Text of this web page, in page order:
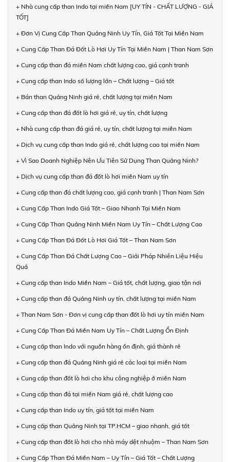
+ Nhà cung cấp than Indo tại miền Nam [UY TÍN - CHẤT LƯỢNG - GIÁ
TỐT]
+ Đơn Vị Cung Cấp Than Quảng Ninh Uy Tín, Giá Tốt Tại Miền Nam
+ Cung Cấp Than Đá Đốt Lò Hơi Uy Tín Tại Miền Nam | Than Nam Sơn
+ Cung cấp than đá miền Nam chất lượng cao, giá cạnh tranh
+ Cung cấp than Indo số lượng lớn – Chất lượng – Giá tốt
+ Bán than Quảng Ninh giá rẻ, chất lượng tại miền Nam
+ Cung cấp than đá đốt lò hơi giá rẻ, uy tín, chất lượng
+ Nhà cung cấp than đá giá rẻ, uy tín, chất lượng tại miền Nam
+ Dịch vụ cung cấp than Indo giá rẻ, chất lượng cao tại miền Nam
+ Vì Sao Doanh Nghiệp Nên Ưu Tiên Sử Dụng Than Quảng Ninh?
+ Dịch vụ cung cấp than đá đốt lò hơi miền Nam uy tín
+ Cung cấp than đá chất lượng cao, giá cạnh tranh | Than Nam Sơn
+ Cung Cấp Than Indo Giá Tốt – Giao Nhanh Tại Miền Nam
+ Cung Cấp Than Quảng Ninh Miền Nam Uy Tín – Chất Lượng Cao
+ Cung Cấp Than Đá Đốt Lò Hơi Giá Tốt – Than Nam Sơn
+ Cung Cấp Than Đá Chất Lượng Cao – Giải Pháp Nhiên Liệu Hiệu
Quả
+ Cung cấp than Indo Miền Nam – Giá tốt, chất lượng, giao tận nơi
+ Cung cấp than đá Quảng Ninh uy tín, chất lượng tại miền Nam
+ Than Nam Sơn - Đơn vị cung cấp than đốt lò hơi uy tín miền Nam
+ Cung Cấp Than Đá Miền Nam Uy Tín – Chất Lượng Ổn Định
+ Cung cấp than Indo với nguồn hàng ổn định, giá thành rẻ
+ Cung cấp than đá Quảng Ninh giá rẻ các loại tại miền Nam
+ Cung cấp than đốt lò hơi cho khu công nghiệp ở miền Nam
+ Cung cấp than đá tại miền Nam giá rẻ, chất lượng cao
+ Cung cấp than Indo uy tín, giá tốt tại miền Nam
+ Cung cấp than Quảng Ninh tại TP.HCM – giao nhanh, giá tốt
+ Cung cấp than đốt lò hơi cho nhà máy dệt nhuộm – Than Nam Sơn
+ Cung Cấp Than Đá Miền Nam – Uy Tín – Giá Tốt – Chất Lượng